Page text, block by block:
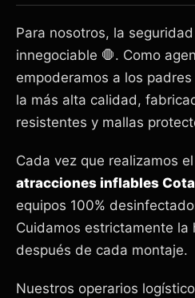
Para nosotros, la
innegociable 🛑. Como
empoderamos a los
la más alta calidad,
resistentes y mallas
Cada vez que realizamos el
atracciones inflables Cota
equipos 100%
Cuidamos estrictamente la
después de cada montaje.
Nuestros operarios